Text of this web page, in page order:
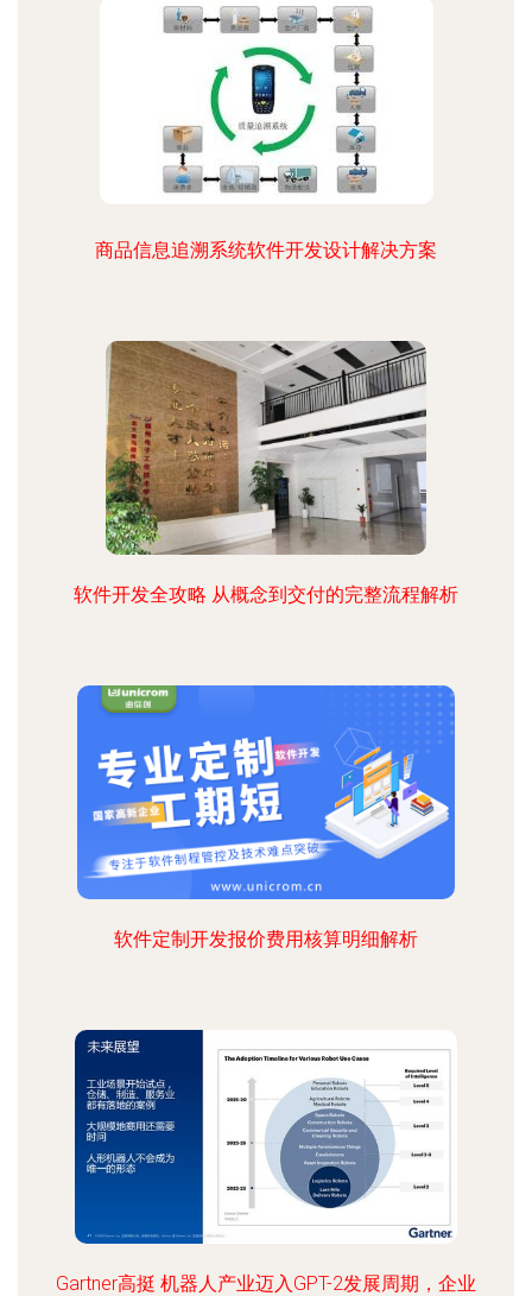
商品信息追溯系统软件开发设计解决方案
软件开发全攻略 从概念到交付的完整流程解析
软件定制开发报价费用核算明细解析
Gartner高挺 机器人产业迈入GPT-2发展周期，企业